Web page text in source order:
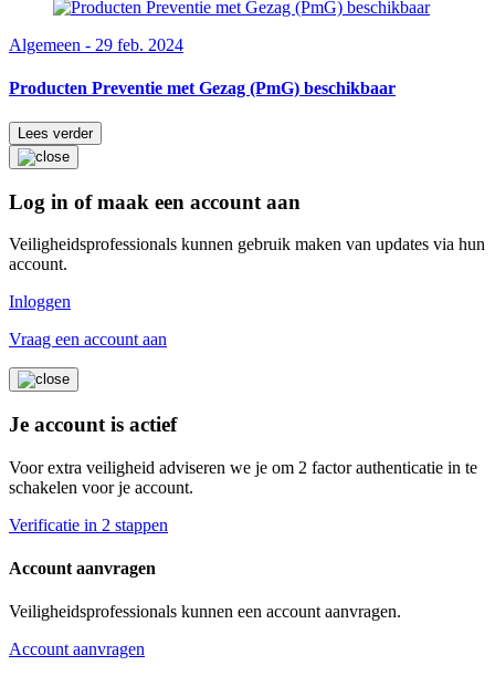
Algemeen - 29 feb. 2024
Producten Preventie met Gezag (PmG) beschikbaar
Lees verder
Log in of maak een account aan
Veiligheidsprofessionals kunnen gebruik maken van updates via hun
account.
Inloggen
Vraag een account aan
Je account is actief
Voor extra veiligheid adviseren we je om 2 factor authenticatie in te
schakelen voor je account.
Verificatie in 2 stappen
Account aanvragen
Veiligheidsprofessionals kunnen een account aanvragen.
Account aanvragen